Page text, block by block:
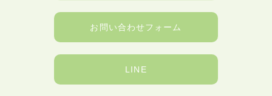
お問い合わせフォーム
LINE